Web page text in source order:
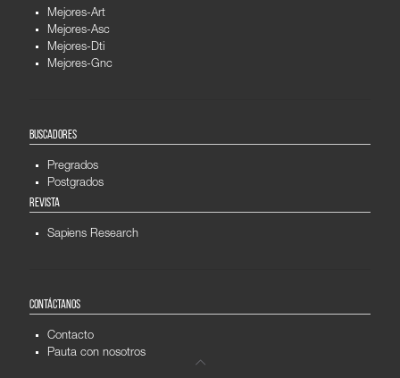
Mejores-Art
Mejores-Asc
Mejores-Dti
Mejores-Gnc
BUSCADORES
Pregrados
Postgrados
REVISTA
Sapiens Research
CONTÁCTANOS
Contacto
Pauta con nosotros